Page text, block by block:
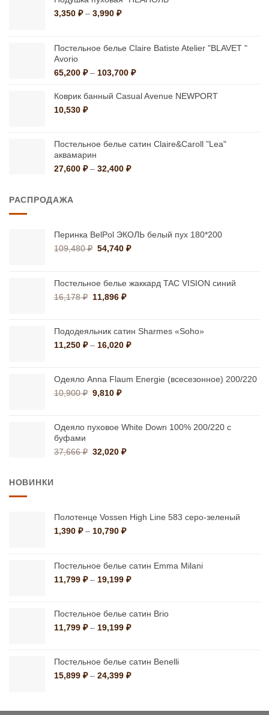
3,350 ₽ – 3,990 ₽Диапазон
–
Постельное белье Claire Batiste Atelier "BLAVET "
Avorio
65,200 ₽ – 103,700 ₽Диапазон
65,200 ₽
Коврик банный Casual Avenue NEWPORT
10,530 ₽
Постельное белье сатин Claire&Caroll "Lea"
аквамарин
27,600 ₽ – 32,400 ₽Диапазон
РАСПРОДАЖА
Перинка BelPol ЭКОЛЬ белый пух 180*200
109,480₽ Первоначальная
109,480 ₽.
54,740₽Текущая
Постельное белье жаккард TAC VISION синий
16,178₽ Первоначальная
16,178 ₽.
11,896₽Текущая
Пододеяльник сатин Sharmes «Soho»
11,250 ₽ – 16,020 ₽Диапазон
–
Одеяло Anna Flaum Energie (всесезонное) 200/220
10,900₽ Первоначальная
10,900 ₽.
9,810₽Текущая
Одеяло пуховое White Down 100% 200/220 с
буфами
37,666₽ Первоначальная
32,020₽Текущая
НОВИНКИ
Полотенце Vossen High Line 583 серо-зеленый
1,390 ₽ – 10,790 ₽Диапазон
–
10,790 ₽
Постельное белье сатин Emma Milani
11,799 ₽ – 19,199 ₽Диапазон
–
19,199 ₽
Постельное белье сатин Brio
11,799 ₽ – 19,199 ₽Диапазон
–
19,199 ₽
Постельное белье сатин Benelli
15,899 ₽ – 24,399 ₽Диапазон
–